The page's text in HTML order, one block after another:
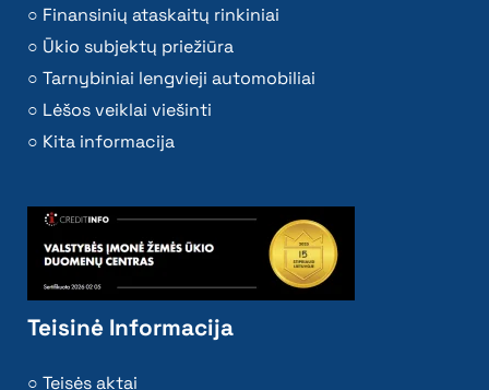
Finansinių ataskaitų rinkiniai
Ūkio subjektų priežiūra
Tarnybiniai lengvieji automobiliai
Lėšos veiklai viešinti
Kita informacija
Teisinė Informacija
Teisės aktai